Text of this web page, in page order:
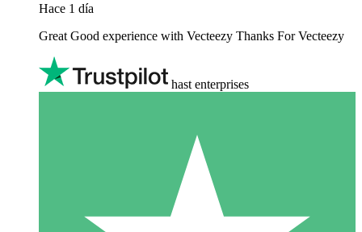
Hace 1 día
Great Good experience with Vecteezy Thanks For Vecteezy
hast enterprises